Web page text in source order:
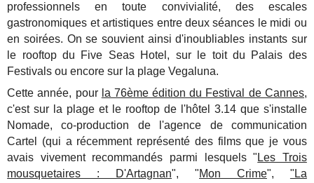
professionnels en toute convivialité, des escales
gastronomiques et artistiques entre deux séances le midi ou
en soirées. On se souvient ainsi d'inoubliables instants sur
le rooftop du Five Seas Hotel, sur le toit du Palais des
Festivals ou encore sur la plage Vegaluna.
Cette année, pour la 76ème édition du Festival de Cannes,
c'est sur la plage et le rooftop de l'hôtel 3.14 que s'installe
Nomade, co-production de l'agence de communication
Cartel (qui a récemment représenté des films que je vous
avais vivement recommandés parmi lesquels " Les Trois
mousquetaires : D'Artagnan", "Mon Crime", "La